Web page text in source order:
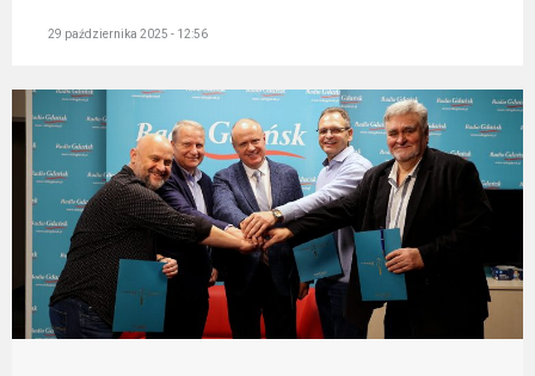
29 października 2025 - 12:56